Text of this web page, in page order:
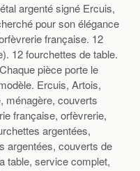
argenté signé Ercuis,
pour son élégance
française. 12
12 fourchettes de table.
pièce porte le
Ercuis, Artois,
ménagère, couverts
française, orfèvrerie,
argentées,
argentées, couverts de
table, service complet,